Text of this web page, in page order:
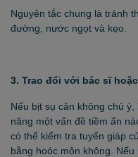
Nguyên tắc chung là tránh
đường, nước ngọt và kẹo.
3. Trao đổi với bác sĩ
Nếu bịt sụ cân không chủ
năng một vấn đề tiềm ẩn
có thể kiểm tra tuyến giáp
bằng hoóc môn không.